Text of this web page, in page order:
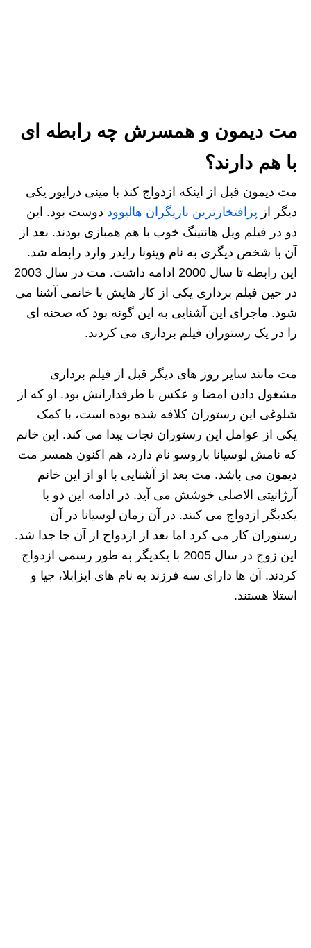
مت دیمون و همسرش چه رابطه ای
با هم دارند؟
مت دیمون قبل از اینکه ازدواج کند با مینی درایور یکی
دیگر از پرافتخارترین بازیگران هالیوود دوست بود. این
دو در فیلم ویل هانتینگ خوب با هم همبازی بودند. بعد از
آن با شخص دیگری به نام وینونا رایدر وارد رابطه شد.
این رابطه تا سال 2000 ادامه داشت. مت در سال 2003
در حین فیلم برداری یکی از کار هایش با خانمی آشنا می
شود. ماجرای این آشنایی به این گونه بود که صحنه ای
را در یک رستوران فیلم برداری می کردند.
مت مانند سایر روز های دیگر قبل از فیلم برداری
مشغول دادن امضا و عکس با طرفدارانش بود. او که از
شلوغی این رستوران کلافه شده بوده است، با کمک
یکی از عوامل این رستوران نجات پیدا می کند. این خانم
که نامش لوسیانا باروسو نام دارد، هم اکنون همسر مت
دیمون می باشد. مت بعد از آشنایی با او از این خانم
آرژانیتی الاصلی خوشش می آید. در ادامه این دو با
یکدیگر ازدواج می کنند. در آن زمان لوسیانا در آن
رستوران کار می کرد اما بعد از ازدواج از آن جا جدا شد.
این زوج در سال 2005 با یکدیگر به طور رسمی ازدواج
کردند. آن ها دارای سه فرزند به نام های ایزابلا، جیا و
استلا هستند.